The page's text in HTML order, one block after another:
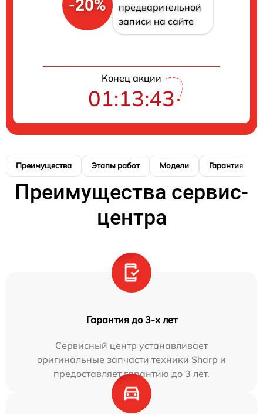
-20%
предварительной
записи на сайте
Конец акции
01:13:42
Преимущества Этапы работ Модели Гарантия
Преимущества сервис-
центра
Гарантия до 3-х лет
Сервисный центр устанавливает
оригинальные запчасти техники Sharp и
предоставляет гарантию до 3 лет.